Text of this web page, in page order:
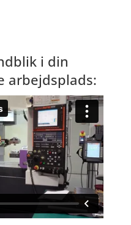
i din
arbejdsplads: